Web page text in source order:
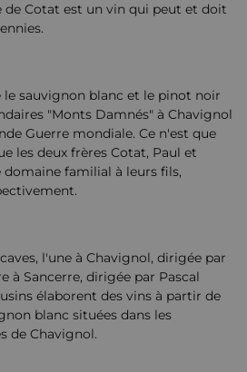
de Cotat est un vin qui peut et doit
sauvignon blanc et le pinot noir
"Monts Damnés" à Chavignol
Guerre mondiale. Ce n'est que
les deux frères Cotat, Paul et
familial à leurs fils,
l'une à Chavignol, dirigée par
à Sancerre, dirigée par Pascal
élaborent des vins à partir de
blanc situées dans les
de Chavignol.